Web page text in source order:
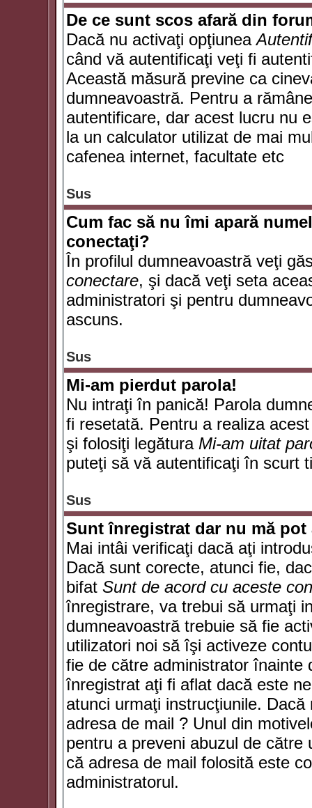
De ce sunt scos afară din
Dacă nu activaţi opţiunea
când vă autentificaţi veţi fi
Această măsură previne ca
dumneavoastră. Pentru a
autentificare, dar acest lucru nu
la un calculator utilizat de mai
cafenea internet, facultate etc
Sus
Cum fac să nu îmi apară
conectaţi?
În profilul dumneavoastră veţi
conectare, şi dacă veţi seta
administratori şi pentru
ascuns.
Sus
Mi-am pierdut parola!
Nu intraţi în panică! Parola
fi resetată. Pentru a realiza
şi folosiţi legătura Mi-am uitat
puteţi să vă autentificaţi în scurt
Sus
Sunt înregistrat dar nu mă
Mai intâi verificaţi dacă aţi
Dacă sunt corecte, atunci fie,
bifat Sunt de acord cu aceste
înregistrare, va trebui să urmaţi
dumneavoastră trebuie să fie
utilizatori noi să îşi activeze
fie de către administrator înainte
înregistrat aţi fi aflat dacă este
atunci urmaţi instrucţiunile.
adresa de mail ? Unul din
pentru a preveni abuzul de către
că adresa de mail folosită este
administratorul.